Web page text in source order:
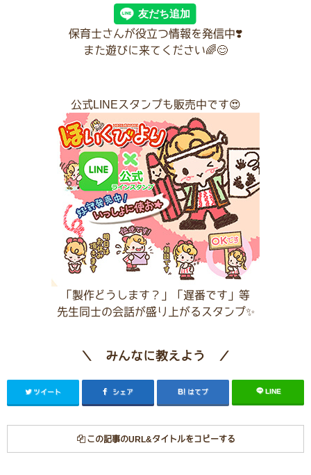
保育士さんが役立つ情報を発信中❣️
また遊びに来てください🌈😊
公式LINEスタンプも販売中です😍
「製作どうします？」「遅番です」等
先生同士の会話が盛り上がるスタンプ✨
＼ みんなに教えよう ／
ツイート シェア はてブ LINE
この記事のURL&タイトルをコピーする